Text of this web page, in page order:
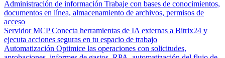
Administración de información Trabaje con bases de conocimientos,
documentos en línea, almacenamiento de archivos, permisos de
acceso
Servidor MCP Conecta herramientas de IA externas a Bitrix24 y
ejecuta acciones seguras en tu espacio de trabajo
Automatización Optimice las operaciones con solicitudes,